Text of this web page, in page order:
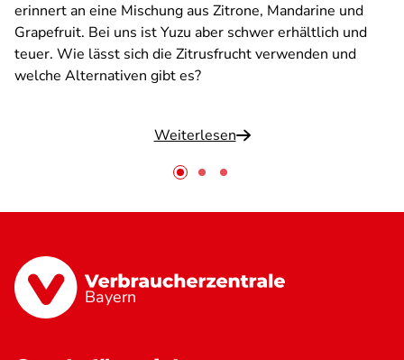
erinnert an eine Mischung aus Zitrone, Mandarine und
Grapefruit. Bei uns ist Yuzu aber schwer erhältlich und
teuer. Wie lässt sich die Zitrusfrucht verwenden und
welche Alternativen gibt es?
Weiterlesen
Bayern